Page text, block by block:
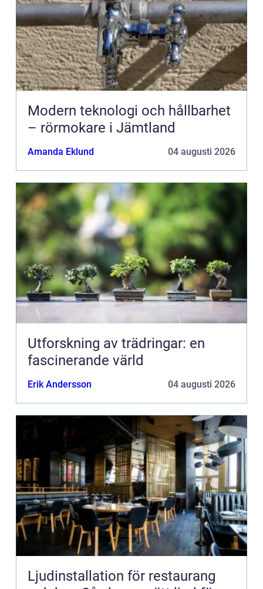
Modern teknologi och hållbarhet
– rörmokare i Jämtland
Amanda Eklund 04 augusti 2026
Utforskning av trädringar: en
fascinerande värld
Erik Andersson 04 augusti 2026
Ljudinstallation för restaurang